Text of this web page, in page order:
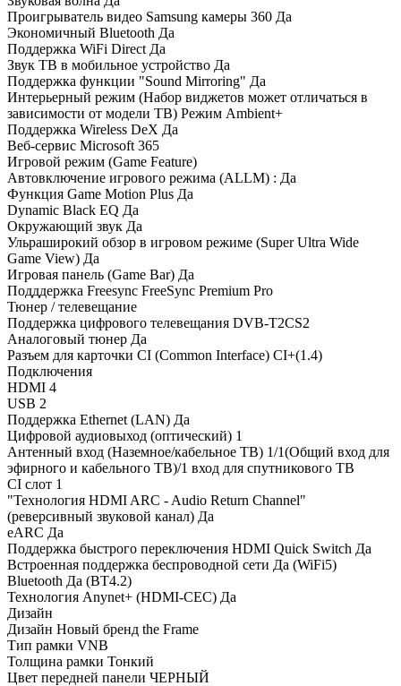
Проигрыватель видео Samsung камеры 360 Да
Экономичный Bluetooth Да
Поддержка WiFi Direct Да
Звук ТВ в мобильное устройство Да
Поддержка функции "Sound Mirroring" Да
Интерьерный режим (Набор виджетов может отличаться в
зависимости от модели ТВ) Режим Ambient+
Поддержка Wireless DeX Да
Веб-сервис Microsoft 365
Игровой режим (Game Feature)
Автовключение игрового режима (ALLM) : Да
Функция Game Motion Plus Да
Dynamic Black EQ Да
Окружающий звук Да
Ульраширокий обзор в игровом режиме (Super Ultra Wide
Game View) Да
Игровая панель (Game Bar) Да
Подддержка Freesync FreeSync Premium Pro
Тюнер / телевещание
Поддержка цифрового телевещания DVB-T2CS2
Аналоговый тюнер Да
Разъем для карточки CI (Common Interface) CI+(1.4)
Подключения
HDMI 4
USB 2
Поддержка Ethernet (LAN) Да
Цифровой аудиовыход (оптический) 1
Антенный вход (Наземное/кабельное ТВ) 1/1(Общий вход для
эфирного и кабельного ТВ)/1 вход для спутникового ТВ
CI слот 1
"Технология HDMI ARC - Audio Return Channel"
(реверсивный звуковой канал) Да
eARC Да
Поддержка быстрого переключения HDMI Quick Switch Да
Встроенная поддержка беспроводной сети Да (WiFi5)
Bluetooth Да (BT4.2)
Технология Anynet+ (HDMI-CEC) Да
Дизайн
Дизайн Новый бренд the Frame
Тип рамки VNB
Толщина рамки Тонкий
Цвет передней панели ЧЕРНЫЙ